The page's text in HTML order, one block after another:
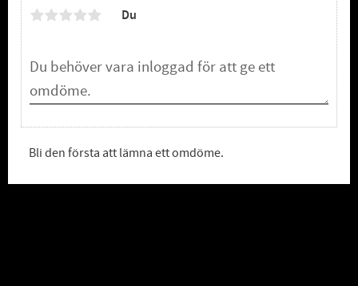
Du
Bli den första att lämna ett omdöme.